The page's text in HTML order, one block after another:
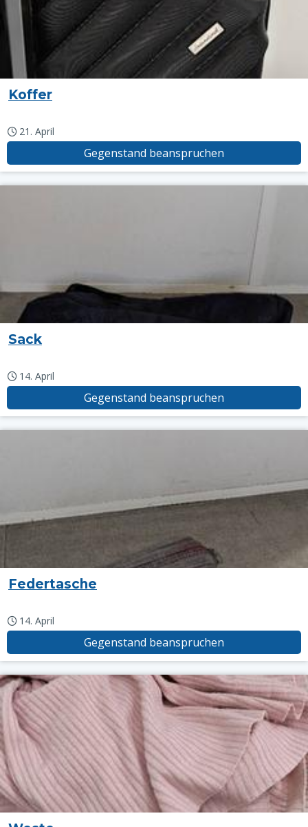
Koffer
21. April
Gegenstand beanspruchen
Sack
14. April
Gegenstand beanspruchen
Federtasche
14. April
Gegenstand beanspruchen